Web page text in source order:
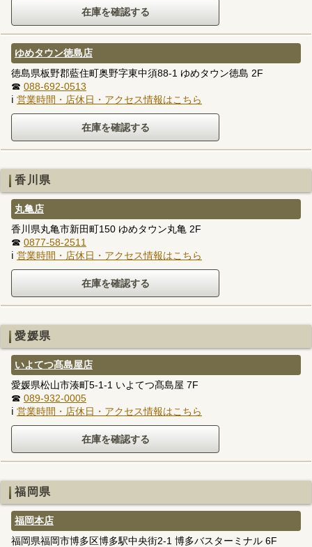
ゆめタウン徳島店
徳島県板野郡藍住町奥野字東中須88-1 ゆめタウン徳島 2F
☎ 088-692-0513
ℹ 営業時間・店休日・アクセス情報はこちら
香川県
丸亀店
香川県丸亀市新田町150 ゆめタウン丸亀 2F
☎ 0877-58-2511
ℹ 営業時間・店休日・アクセス情報はこちら
愛媛県
いよてつ髙島屋店
愛媛県松山市湊町5-1-1 いよてつ髙島屋 7F
☎ 089-932-0005
ℹ 営業時間・店休日・アクセス情報はこちら
福岡県
福岡本店
福岡県福岡市博多区博多駅中央街2-1 博多バスターミナル 6F